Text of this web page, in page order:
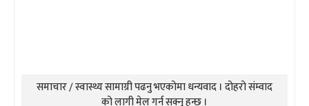
समाचार / स्वास्थ्य सामाग्री पढनु भएकोमा धन्यवाद । दोहरो संम्वाद
को लागी मेल गर्न सक्नु हुन्छ ।